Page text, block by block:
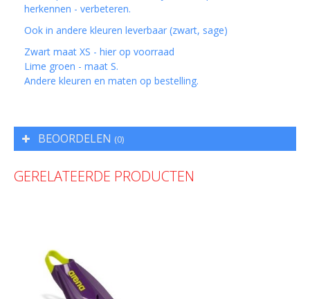
herkennen - verbeteren.
Ook in andere kleuren leverbaar (zwart, sage)
Zwart maat XS - hier op voorraad
Lime groen - maat S.
Andere kleuren en maten op bestelling.
BEOORDELEN (0)
GERELATEERDE PRODUCTEN